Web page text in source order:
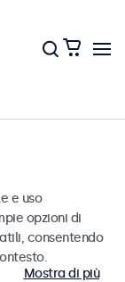
e uso
opzioni di
consentendo
Mostra di più